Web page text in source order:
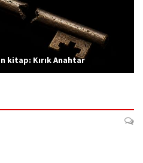
kitap: Kırık Anahtar